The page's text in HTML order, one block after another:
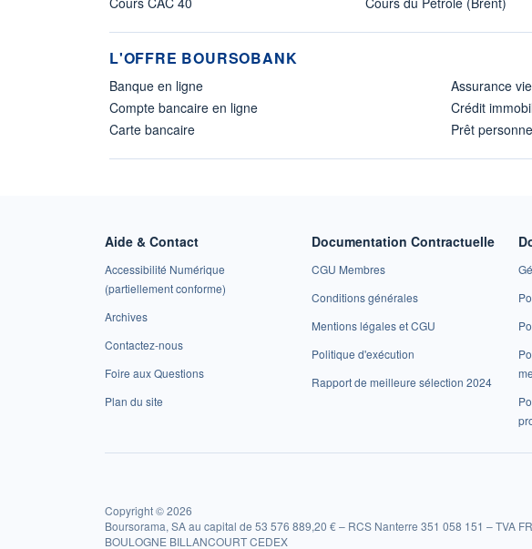
L'OFFRE BOURSOBANK
Banque en ligne
Compte bancaire en ligne
Carte bancaire
Assurance vie
Crédit
Prêt
Aide & Contact
Accessibilité Numérique
(partiellement conforme)
Archives
Contactez-nous
Foire aux Questions
Plan du site
Documentation Contractuelle
CGU Membres
Conditions générales
Mentions légales et CGU
Politique d'exécution
Rapport de meilleure sélection 2024
Copyright © 2026
Boursorama, SA au capital de 53 576 889,20 € – RCS Nanterre 351 058 151 – TVA
BOULOGNE BILLANCOURT CEDEX